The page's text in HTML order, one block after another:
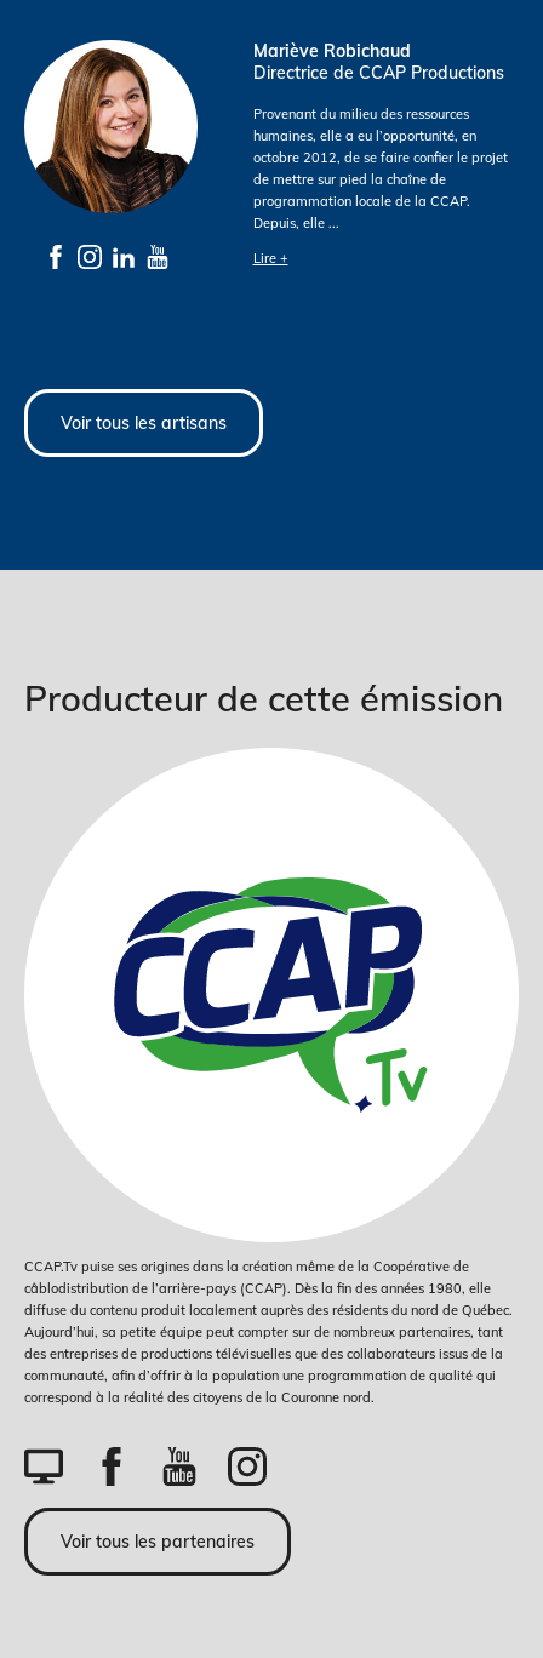
Voir tous les artisans
Mariève Robichaud
Directrice de CCAP Productions
Provenant du milieu des ressources
humaines, elle a eu l’opportunité, en
octobre 2012, de se faire confier le projet
de mettre sur pied la chaîne de
programmation locale de la CCAP.
Depuis, elle ...
Lire +
Producteur de cette émission
CCAP.Tv puise ses origines dans la création même de la Coopérative de
câblodistribution de l’arrière-pays (CCAP). Dès la fin des années 1980, elle
diffuse du contenu produit localement auprès des résidents du nord de Québec.
Aujourd’hui, sa petite équipe peut compter sur de nombreux partenaires, tant
des entreprises de productions télévisuelles que des collaborateurs issus de la
communauté, afin d’offrir à la population une programmation de qualité qui
correspond à la réalité des citoyens de la Couronne nord.
Voir tous les partenaires